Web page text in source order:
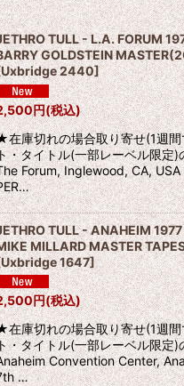
絞り込む
TULL - L.A. FORUM
GOLDSTEIN
Uxbridge 2440]
円(税込)
在庫切れの場合取り寄せ(1週
・タイトル(一部レーベル限定)
Forum, Inglewood, CA,
TULL - ANAHEIM
MILLARD MASTER
Uxbridge 1647]
円(税込)
在庫切れの場合取り寄せ(1週
・タイトル(一部レーベル限定)
Convention Center,
…